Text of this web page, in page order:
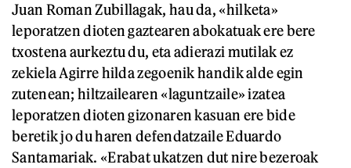
Juan Roman Zubillagak, hau da, «hilketa»
leporatzen dioten gaztearen abokatuak ere bere
txostena aurkeztu du, eta adierazi mutilak ez
zekiela Agirre hilda zegoenik handik alde egin
zutenean; hiltzailearen «laguntzaile» izatea
leporatzen dioten gizonaren kasuan ere bide
beretik jo du haren defendatzaile Eduardo
Santamariak. «Erabat ukatzen dut nire bezeroak